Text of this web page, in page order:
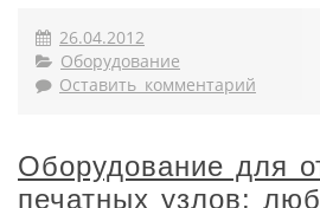
26.04.2012
Оборудование
Оставить комментарий
Оборудование для
печатных узлов: